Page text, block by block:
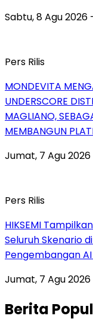
Sabtu, 8 Agu 2026
Pers Rilis
MONDEVITA
UNDERSCORE
MAGLIANO,
MEMBANGUN
Jumat, 7 Agu 2026
Pers Rilis
HIKSEMI
Seluruh Skenario
Pengembangan
Jumat, 7 Agu 2026
Berita